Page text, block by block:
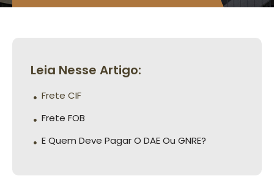
Leia Nesse Artigo:
Frete CIF
Frete FOB
E Quem Deve Pagar O DAE Ou GNRE?